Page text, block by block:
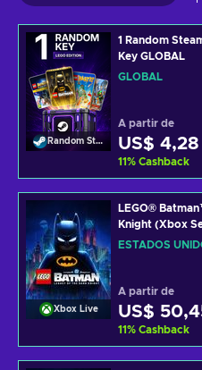
Random Steam Key
1 Random
Key GLOBAL
GLOBAL
A partir de
US$ 4,28
11% Cashback
Xbox Live
LEGO®
Knight (Xbox
Key UNITED
ESTADOS
A partir de
US$
11% Cashback